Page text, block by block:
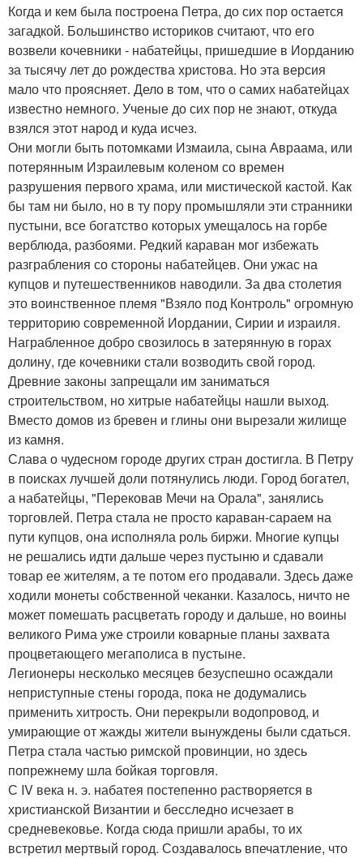
Когда и кем была построена Петра, до сих пор остается
загадкой. Большинство историков считают, что его
возвели кочевники - набатейцы, пришедшие в Иорданию
за тысячу лет до рождества христова. Но эта версия
мало что проясняет. Дело в том, что о самих набатейцах
известно немного. Ученые до сих пор не знают, откуда
взялся этот народ и куда исчез.
Они могли быть потомками Измаила, сына Авраама, или
потерянным Израилевым коленом со времен
разрушения первого храма, или мистической кастой. Как
бы там ни было, но в ту пору промышляли эти странники
пустыни, все богатство которых умещалось на горбе
верблюда, разбоями. Редкий караван мог избежать
разграбления со стороны набатейцев. Они ужас на
купцов и путешественников наводили. За два столетия
это воинственное племя "Взяло под Контроль" огромную
территорию современной Иордании, Сирии и израиля.
Награбленное добро свозилось в затерянную в горах
долину, где кочевники стали возводить свой город.
Древние законы запрещали им заниматься
строительством, но хитрые набатейцы нашли выход.
Вместо домов из бревен и глины они вырезали жилище
из камня.
Слава о чудесном городе других стран достигла. В Петру
в поисках лучшей доли потянулись люди. Город богател,
а набатейцы, "Перековав Мечи на Орала", занялись
торговлей. Петра стала не просто караван-сараем на
пути купцов, она исполняла роль биржи. Многие купцы
не решались идти дальше через пустыню и сдавали
товар ее жителям, а те потом его продавали. Здесь даже
ходили монеты собственной чеканки. Казалось, ничто не
может помешать расцветать городу и дальше, но воины
великого Рима уже строили коварные планы захвата
процветающего мегаполиса в пустыне.
Легионеры несколько месяцев безуспешно осаждали
неприступные стены города, пока не додумались
применить хитрость. Они перекрыли водопровод, и
умирающие от жажды жители вынуждены были сдаться.
Петра стала частью римской провинции, но здесь
попрежнему шла бойкая торговля.
С IV века н. э. набатея постепенно растворяется в
христианской Византии и бесследно исчезает в
средневековье. Когда сюда пришли арабы, то их
встретил мертвый город. Создавалось впечатление, что